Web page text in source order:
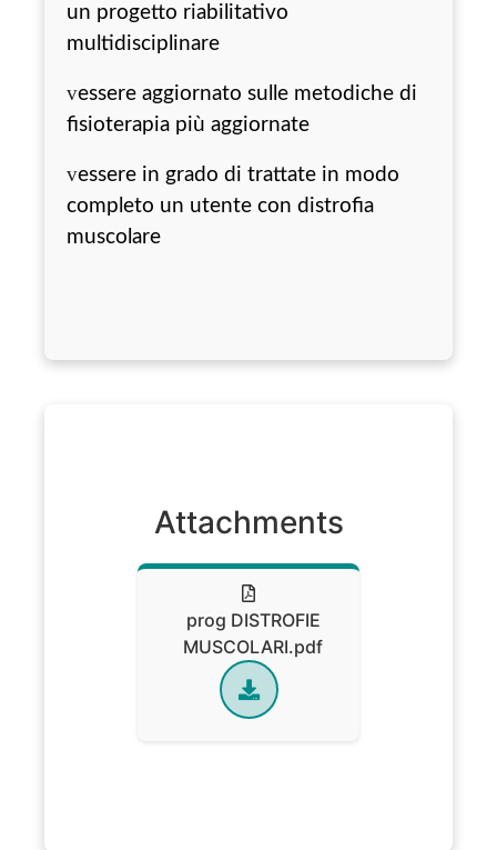
un progetto riabilitativo
multidisciplinare
vessere aggiornato sulle metodiche di
fisioterapia più aggiornate
vessere in grado di trattate in modo
completo un utente con distrofia
muscolare
Attachments
prog DISTROFIE
MUSCOLARI.pdf